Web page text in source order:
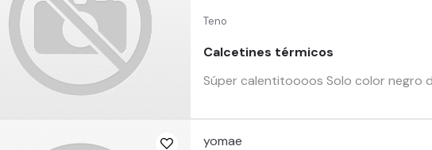
Teno
Calcetines térmicos
Súper calentitoooos Solo color negro
yomae